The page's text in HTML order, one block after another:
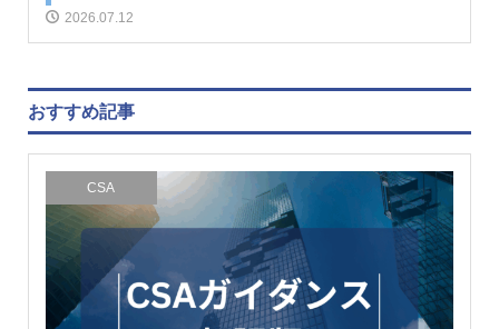
2026.07.12
おすすめ記事
CSA